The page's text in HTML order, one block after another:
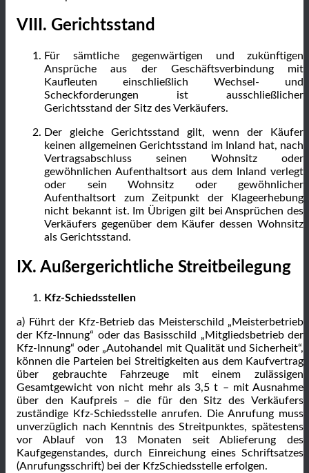
VIII. Gerichtsstand
Für sämtliche gegenwärtigen und zukünftigen
Ansprüche aus der Geschäftsverbindung mit
Kaufleuten einschließlich Wechsel- und
Scheckforderungen ist ausschließlicher
Gerichtsstand der Sitz des Verkäufers.
Der gleiche Gerichtsstand gilt, wenn der Käufer
keinen allgemeinen Gerichtsstand im Inland hat, nach
Vertragsabschluss seinen Wohnsitz oder
gewöhnlichen Aufenthaltsort aus dem Inland verlegt
oder sein Wohnsitz oder gewöhnlicher
Aufenthaltsort zum Zeitpunkt der Klageerhebung
nicht bekannt ist. Im Übrigen gilt bei Ansprüchen des
Verkäufers gegenüber dem Käufer dessen Wohnsitz
als Gerichtsstand.
IX. Außergerichtliche Streitbeilegung
Kfz-Schiedsstellen
a) Führt der Kfz-Betrieb das Meisterschild „Meisterbetrieb
der Kfz-Innung“ oder das Basisschild „Mitgliedsbetrieb der
Kfz-Innung“ oder „Autohandel mit Qualität und Sicherheit“,
können die Parteien bei Streitigkeiten aus dem Kaufvertrag
über gebrauchte Fahrzeuge mit einem zulässigen
Gesamtgewicht von nicht mehr als 3,5 t – mit Ausnahme
über den Kaufpreis – die für den Sitz des Verkäufers
zuständige Kfz-Schiedsstelle anrufen. Die Anrufung muss
unverzüglich nach Kenntnis des Streitpunktes, spätestens
vor Ablauf von 13 Monaten seit Ablieferung des
Kaufgegenstandes, durch Einreichung eines Schriftsatzes
(Anrufungsschrift) bei der KfzSchiedsstelle erfolgen.